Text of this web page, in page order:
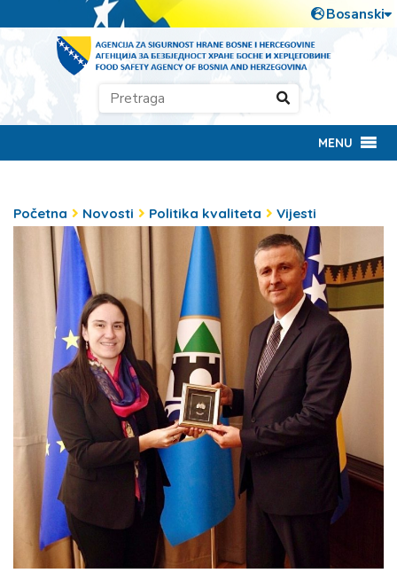
MENU
Početna Novosti Politika kvaliteta Vijesti